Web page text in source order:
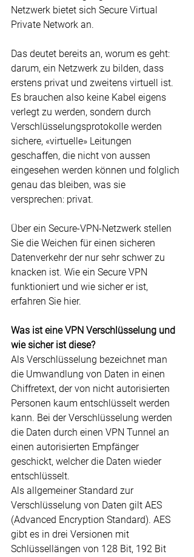
Netzwerk bietet sich Secure Virtual
Private Network an.
Das deutet bereits an, worum es geht:
darum, ein Netzwerk zu bilden, dass
erstens privat und zweitens virtuell ist.
Es brauchen also keine Kabel eigens
verlegt zu werden, sondern durch
Verschlüsselungsprotokolle werden
sichere, «virtuelle» Leitungen
geschaffen, die nicht von aussen
eingesehen werden können und folglich
genau das bleiben, was sie
versprechen: privat.
Über ein Secure-VPN-Netzwerk stellen
Sie die Weichen für einen sicheren
Datenverkehr der nur sehr schwer zu
knacken ist. Wie ein Secure VPN
funktioniert und wie sicher er ist,
erfahren Sie hier.
Was ist eine VPN Verschlüsselung und
wie sicher ist diese?
Als Verschlüsselung bezeichnet man
die Umwandlung von Daten in einen
Chiffretext, der von nicht autorisierten
Personen kaum entschlüsselt werden
kann. Bei der Verschlüsselung werden
die Daten durch einen VPN Tunnel an
einen autorisierten Empfänger
geschickt, welcher die Daten wieder
entschlüsselt.
Als allgemeiner Standard zur
Verschlüsselung von Daten gilt AES
(Advanced Encryption Standard). AES
gibt es in drei Versionen mit
Schlüssellängen von 128 Bit, 192 Bit